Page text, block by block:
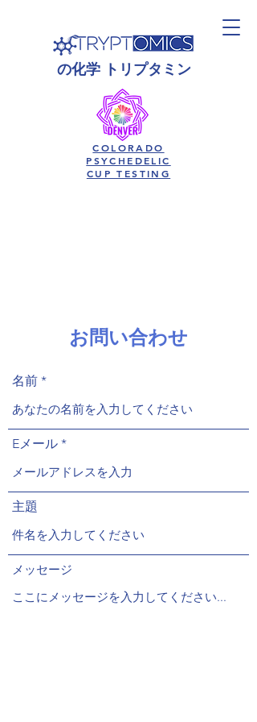
の化学 トリプタミン
COLORADO
PSYCHEDELIC
CUP TESTING
お問い合わせ
名前
Eメール
主題
メッセージ